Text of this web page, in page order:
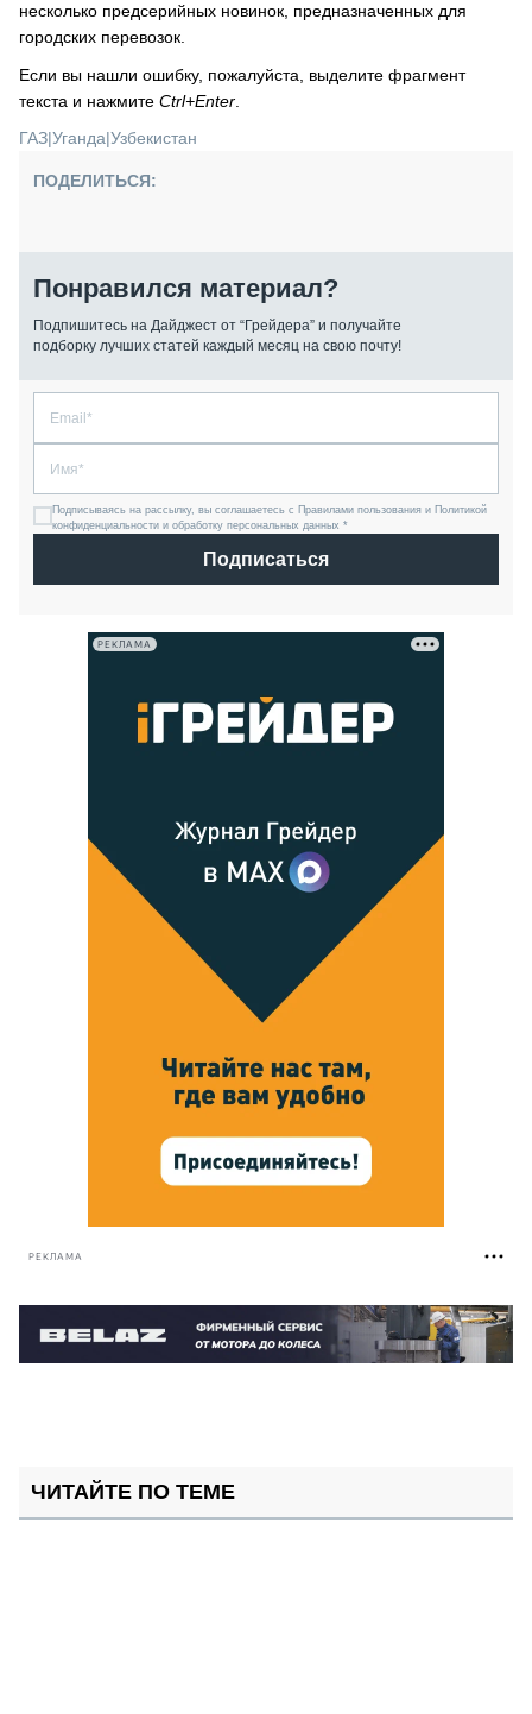
несколько предсерийных новинок, предназначенных для
городских перевозок.
Если вы нашли ошибку, пожалуйста, выделите фрагмент
текста и нажмите Ctrl+Enter
ГАЗ|Уганда|Узбекистан
ПОДЕЛИТЬСЯ:
Понравился материал?
Подпишитесь на Дайджест от “Грейдера” и получайте
подборку лучших статей каждый месяц на свою почту!
Подписываясь на рассылку, вы соглашаетесь с Правилами пользования и Политикой
конфиденциальности и обработку персональных данных *
Подписаться
РЕКЛАМА
РЕКЛАМА
ЧИТАЙТЕ ПО ТЕМЕ